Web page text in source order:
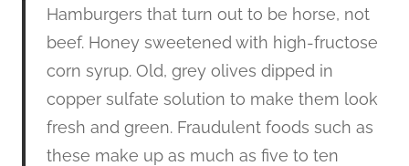
Hamburgers that turn out to be horse, not
beef. Honey sweetened with high-fructose
corn syrup. Old, grey olives dipped in
copper sulfate solution to make them look
fresh and green. Fraudulent foods such as
these make up as much as five to ten